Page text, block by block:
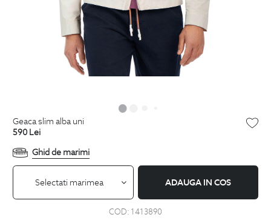
geaca slim alba uni
590 Lei
Ghid de marimi
Selectati marimea ADAUGA IN COS
COD: 1413890